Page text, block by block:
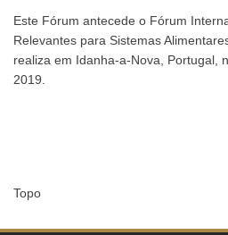
Este Fórum antecede o Fórum
Relevantes para Sistemas
realiza em Idanha-a-Nova, Portugal,
2019.
Topo